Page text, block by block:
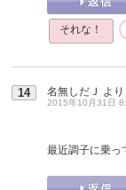
それな！
14 名無しだＪ より
2015年10月31日
最近調子に乗っ